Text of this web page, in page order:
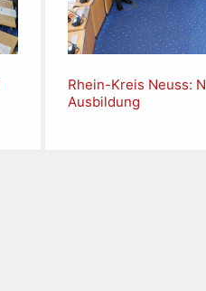
Rhein-Kreis Neuss:
Ausbildung